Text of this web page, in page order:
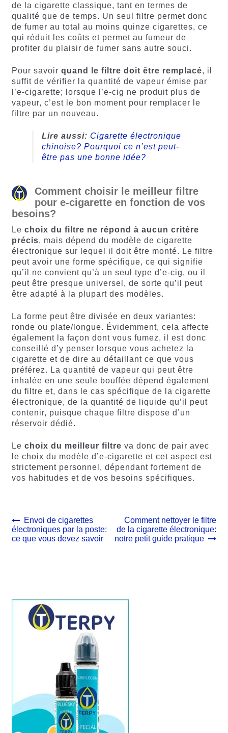
de la cigarette classique, tant en termes de
qualité que de temps. Un seul filtre permet donc
de fumer au total au moins quinze cigarettes, ce
qui réduit les coûts et permet au fumeur de
profiter du plaisir de fumer sans autre souci.
Pour savoir quand le filtre doit être remplacé, il
suffit de vérifier la quantité de vapeur émise par
l’e-cigarette; lorsque l’e-cig ne produit plus de
vapeur, c’est le bon moment pour remplacer le
filtre par un nouveau.
Lire aussi: Cigarette électronique
chinoise? Pourquoi ce n’est peut-
être pas une bonne idée?
Comment choisir le meilleur filtre
pour e-cigarette en fonction de vos
besoins?
Le choix du filtre ne répond à aucun critère
précis, mais dépend du modèle de cigarette
électronique sur lequel il doit être monté. Le filtre
peut avoir une forme spécifique, ce qui signifie
qu’il ne convient qu’à un seul type d’e-cig, ou il
peut être presque universel, de sorte qu’il peut
être adapté à la plupart des modèles.
La forme peut être divisée en deux variantes:
ronde ou plate/longue. Évidemment, cela affecte
également la façon dont vous fumez, il est donc
conseillé d’y penser lorsque vous achetez la
cigarette et de dire au détaillant ce que vous
préférez. La quantité de vapeur qui peut être
inhalée en une seule bouffée dépend également
du filtre et, dans le cas spécifique de la cigarette
électronique, de la quantité de liquide qu’il peut
contenir, puisque chaque filtre dispose d’un
réservoir dédié.
Le choix du meilleur filtre va donc de pair avec
le choix du modèle d’e-cigarette et cet aspect est
strictement personnel, dépendant fortement de
vos habitudes et de vos besoins spécifiques.
Navigation
de
l’article
Article
précédent :
Envoi de cigarettes
électroniques par la poste:
ce que vous devez savoir
Article
suivant :
Comment nettoyer le filtre
de la cigarette électronique:
notre petit guide pratique